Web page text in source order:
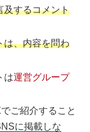
及するコメント
は、内容を問わ
は運営グループ
ご紹介すること
に掲載しな